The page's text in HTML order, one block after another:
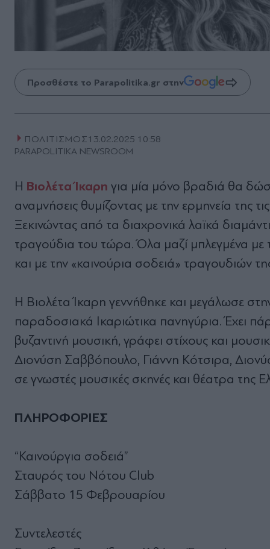
Προσθέστε το Parapolitika.gr στην
ΠΟΛΙΤΙΣΜΟΣ13.02.2025 10:58
PARAPOLITIKA NEWSROOM
Η Βιολέτα Ίκαρη για μία μόνο βραδιά θα
αναμνήσεις θυμίζοντας με την ερμηνεία της
Ξεκινώντας από τα διαχρονικά λαϊκά
τραγούδια του τώρα. Όλα μαζί μπλεγμένα με
και με την «καινούρια σοδειά» τραγουδιών
Η Βιολέτα Ίκαρη γεννήθηκε και μεγάλωσε
παραδοσιακά Ικαριώτικα πανηγύρια. Έχει
βυζαντινή μουσική, γράφει στίχους και
Διονύση Σαββόπουλο, Γιάννη Κότσιρα,
σε γνωστές μουσικές σκηνές και θέατρα της
ΠΛΗΡΟΦΟΡΙΕΣ
“Καινούργια σοδειά”
Σταυρός του Νότου Club
Σάββατο 15 Φεβρουαρίου
Συντελεστές